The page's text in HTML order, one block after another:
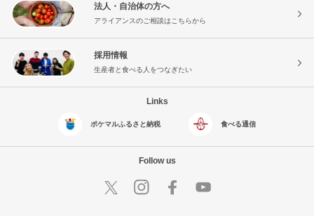
法人・自治体の方へ
アライアンスのご相談はこちらから
採用情報
生産者と食べる人をつなぎたい
Links
ポケマルふるさと納税 食べる通信
Follow us